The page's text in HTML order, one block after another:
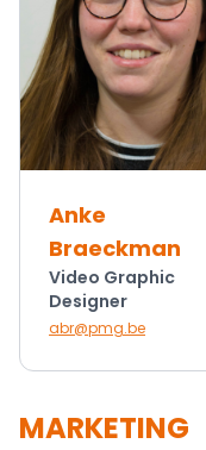
Anke
Braeckman
Video Graphic
Designer
abr@pmg.be
MARKETING